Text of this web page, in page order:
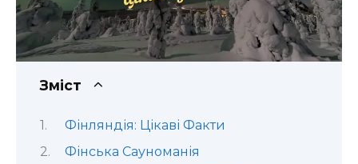
Зміст
Фінляндія: Цікаві Факти
Фінська Сауноманія